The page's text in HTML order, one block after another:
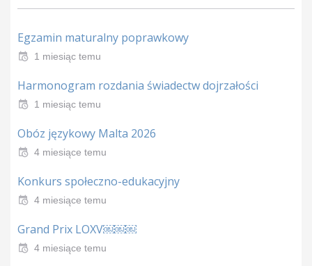
Egzamin maturalny poprawkowy
1 miesiąc temu
Harmonogram rozdania świadectw dojrzałości
1 miesiąc temu
Obóz językowy Malta 2026
4 miesiące temu
Konkurs społeczno-edukacyjny
4 miesiące temu
Grand Prix LOXV￼￼￼
4 miesiące temu